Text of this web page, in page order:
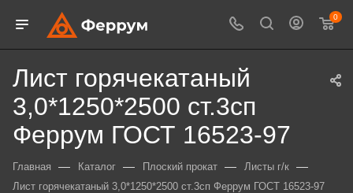
0
Лист горячекатаный
3,0*1250*2500 ст.3сп
Феррум ГОСТ 16523-97
Главная — Каталог — Плоский прокат — Листы г/к —
Лист горячекатаный 3,0*1250*2500 ст.3сп Феррум ГОСТ 16523-97